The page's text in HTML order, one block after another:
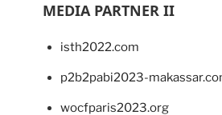
MEDIA PARTNER II
isth2022.com
p2b2pabi2023-
wocfparis2023.org